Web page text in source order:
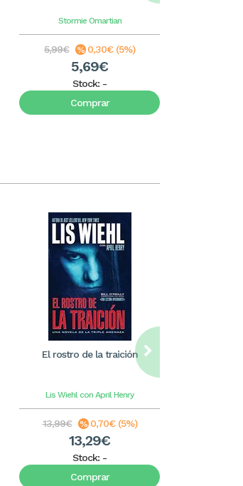
Stormie Omartian
5,99€ 0,30€ (5%)
5,69€
Stock: -
Comprar
El rostro de la traición
Lis Wiehl con April Henry
13,99€ 0,70€ (5%)
13,29€
Stock: -
Comprar